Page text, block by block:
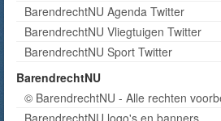
BarendrechtNU Agenda Twitter
BarendrechtNU Vliegtuigen Twitter
BarendrechtNU Sport Twitter
BarendrechtNU
© BarendrechtNU - Alle rechten
BarendrechtNU logo's en banners